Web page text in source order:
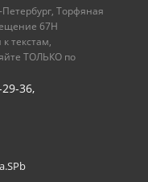
Торфяная
67Н
текстам,
ТОЛЬКО по
36,